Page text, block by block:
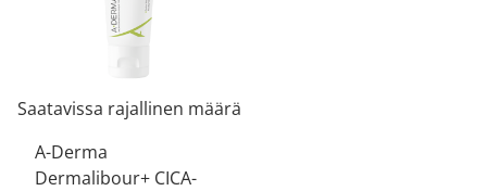
Saatavissa rajallinen määrä
A-Derma
Dermalibour+ CICA-